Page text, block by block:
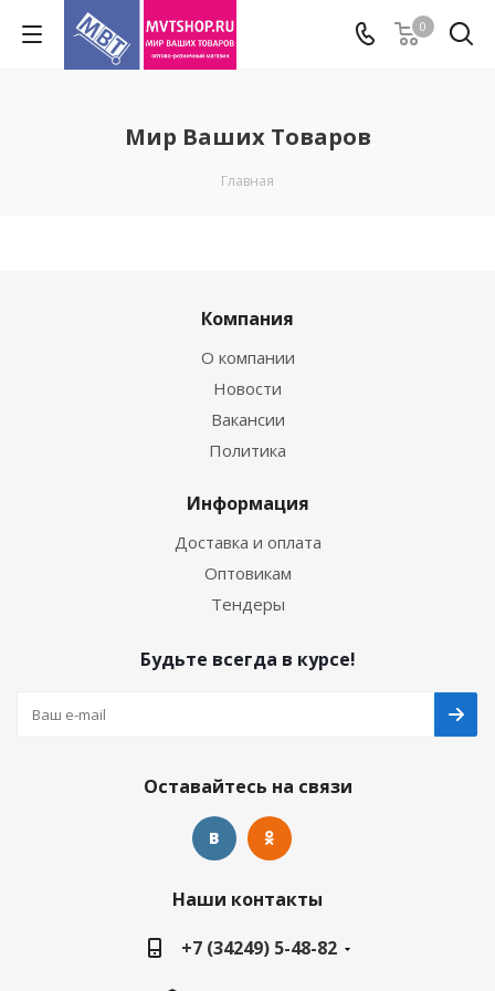
0
Мир Ваших Товаров
Главная
Компания
О компании
Новости
Вакансии
Политика
Информация
Доставка и оплата
Оптовикам
Тендеры
Будьте всегда в курсе!
Оставайтесь на связи
Наши контакты
+7 (34249) 5-48-82